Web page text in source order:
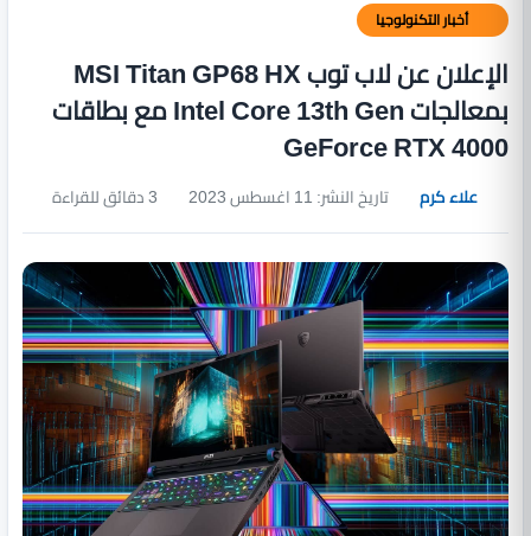
أخبار التكنولوجيا
الإعلان عن لاب توب MSI Titan GP68 HX
بمعالجات Intel Core 13th Gen مع بطاقات
GeForce RTX 4000
علاء كرم تاريخ النشر: 11 اغسطس 2023